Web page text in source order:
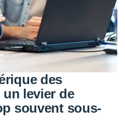
des
levier de
souvent sous-